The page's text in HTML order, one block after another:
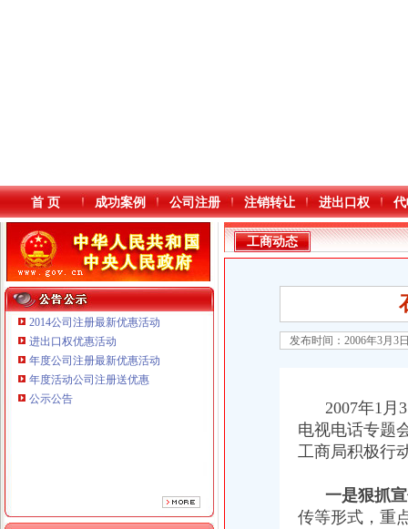
本站导航
首 页 成功案例 公司注册 注销转让 进出口权
2014公司注册最新优惠活动
进出口权优惠活动
年度公司注册最新优惠活动
年度活动公司注册送优惠
公示公告
工商动态
发布时间：2006年3月3
2007年1月
电视电话专题
工商局积极行
一是狠抓
传等形式，重